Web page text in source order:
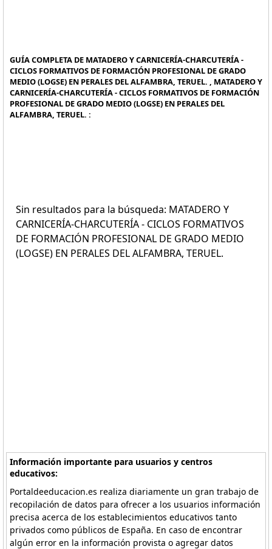
GUÍA COMPLETA DE MATADERO Y CARNICERÍA-CHARCUTERÍA -
CICLOS FORMATIVOS DE FORMACIÓN PROFESIONAL DE GRADO
MEDIO (LOGSE) EN PERALES DEL ALFAMBRA, TERUEL. , MATADERO Y
CARNICERÍA-CHARCUTERÍA - CICLOS FORMATIVOS DE FORMACIÓN
PROFESIONAL DE GRADO MEDIO (LOGSE) EN PERALES DEL
ALFAMBRA, TERUEL. :
Sin resultados para la búsqueda: MATADERO Y
CARNICERÍA-CHARCUTERÍA - CICLOS FORMATIVOS
DE FORMACIÓN PROFESIONAL DE GRADO MEDIO
(LOGSE) EN PERALES DEL ALFAMBRA, TERUEL.
Información importante para usuarios y centros
educativos:
Portaldeeducacion.es realiza diariamente un gran trabajo de
recopilación de datos para ofrecer a los usuarios información
precisa acerca de los establecimientos educativos tanto
privados como públicos de España. En caso de encontrar
algún error en la información provista o agregar datos